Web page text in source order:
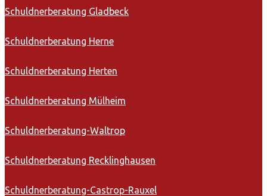
Schuldnerberatung Gladbeck
Schuldnerberatung Herne
Schuldnerberatung Herten
Schuldnerberatung Mülheim
Schuldnerberatung-Waltrop
Schuldnerberatung Recklinghausen
Schuldnerberatung-Castrop-Rauxel